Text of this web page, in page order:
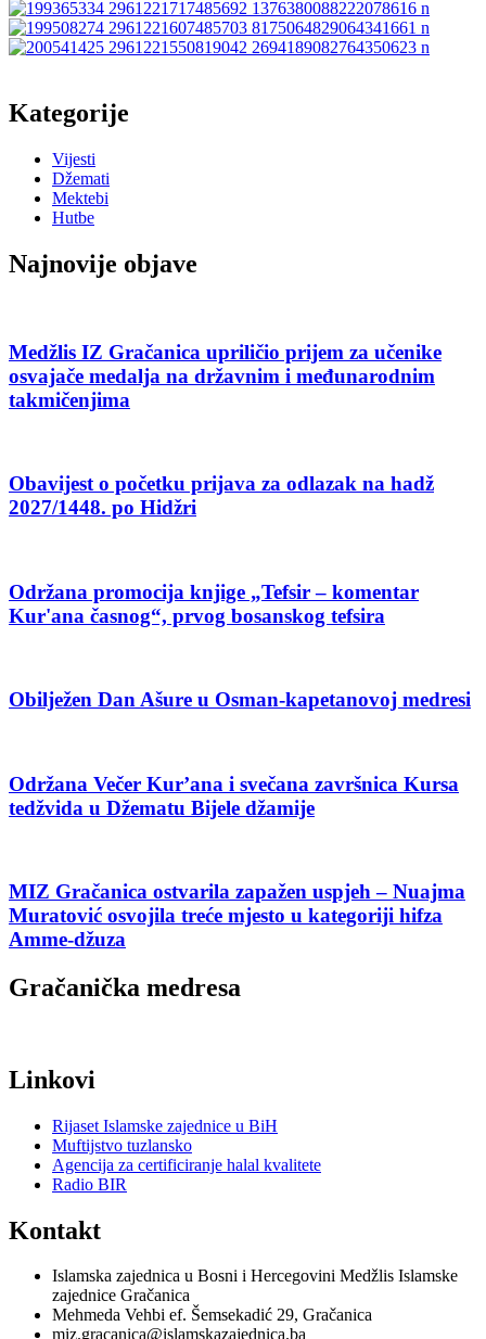
Kategorije
Vijesti
Džemati
Mektebi
Hutbe
Najnovije objave
Medžlis IZ Gračanica upriličio prijem za učenike
osvajače medalja na državnim i međunarodnim
takmičenjima
Obavijest o početku prijava za odlazak na hadž
2027/1448. po Hidžri
Održana promocija knjige „Tefsir – komentar
Kur'ana časnog“, prvog bosanskog tefsira
Obilježen Dan Ašure u Osman-kapetanovoj medresi
Održana Večer Kur’ana i svečana završnica Kursa
tedžvida u Džematu Bijele džamije
MIZ Gračanica ostvarila zapažen uspjeh – Nuajma
Muratović osvojila treće mjesto u kategoriji hifza
Amme-džuza
Gračanička medresa
Linkovi
Rijaset Islamske zajednice u BiH
Muftijstvo tuzlansko
Agencija za certificiranje halal kvalitete
Radio BIR
Kontakt
Islamska zajednica u Bosni i Hercegovini Medžlis Islamske
zajednice Gračanica
Mehmeda Vehbi ef. Šemsekadić 29, Gračanica
miz.gracanica@islamskazajednica.ba